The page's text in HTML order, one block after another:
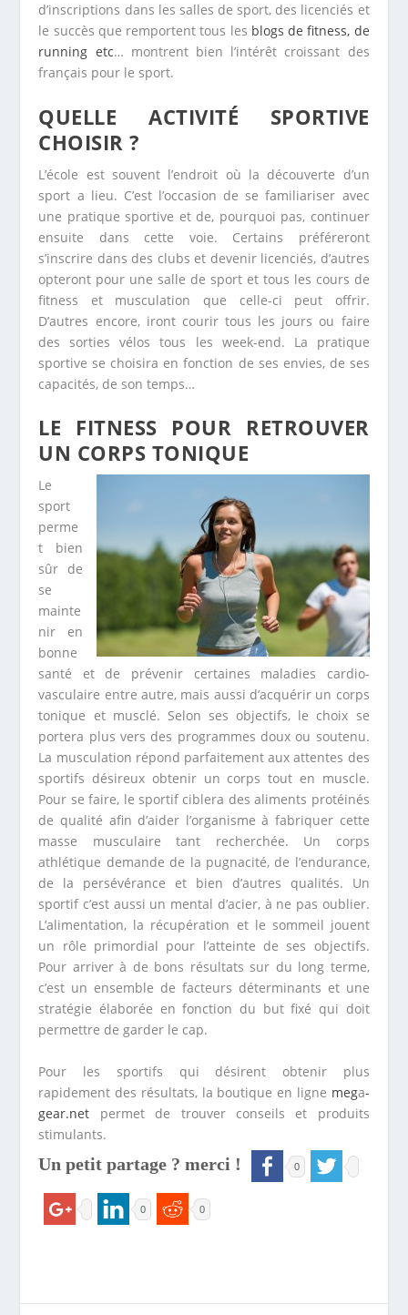
d’inscriptions dans les salles de sport, des licenciés et
le succès que remportent tous les blogs de fitness, de
running etc… montrent bien l’intérêt croissant des
français pour le sport.
QUELLE ACTIVITÉ SPORTIVE
CHOISIR ?
L’école est souvent l’endroit où la découverte d’un
sport a lieu. C’est l’occasion de se familiariser avec
une pratique sportive et de, pourquoi pas, continuer
ensuite dans cette voie. Certains préféreront
s’inscrire dans des clubs et devenir licenciés, d’autres
opteront pour une salle de sport et tous les cours de
fitness et musculation que celle-ci peut offrir.
D’autres encore, iront courir tous les jours ou faire
des sorties vélos tous les week-end. La pratique
sportive se choisira en fonction de ses envies, de ses
capacités, de son temps…
LE FITNESS POUR RETROUVER
UN CORPS TONIQUE
Le
sport
perme
t bien
sûr de
se
mainte
nir en
bonne
santé et de prévenir certaines maladies cardio-
vasculaire entre autre, mais aussi d’acquérir un corps
tonique et musclé. Selon ses objectifs, le choix se
portera plus vers des programmes doux ou soutenu.
La musculation répond parfaitement aux attentes des
sportifs désireux obtenir un corps tout en muscle.
Pour se faire, le sportif ciblera des aliments protéinés
de qualité afin d’aider l’organisme à fabriquer cette
masse musculaire tant recherchée. Un corps
athlétique demande de la pugnacité, de l’endurance,
de la persévérance et bien d’autres qualités. Un
sportif c’est aussi un mental d’acier, à ne pas oublier.
L’alimentation, la récupération et le sommeil jouent
un rôle primordial pour l’atteinte de ses objectifs.
Pour arriver à de bons résultats sur du long terme,
c’est un ensemble de facteurs déterminants et une
stratégie élaborée en fonction du but fixé qui doit
permettre de garder le cap.
Pour les sportifs qui désirent obtenir plus
rapidement des résultats, la boutique en ligne mega-
gear.net permet de trouver conseils et produits
stimulants.
Un petit partage ? merci ! 0
0 0